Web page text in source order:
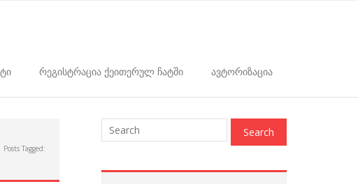
რეგისტრაცია ქეითერულ ჩატში ავტორიზაცია
Posts Tagged: